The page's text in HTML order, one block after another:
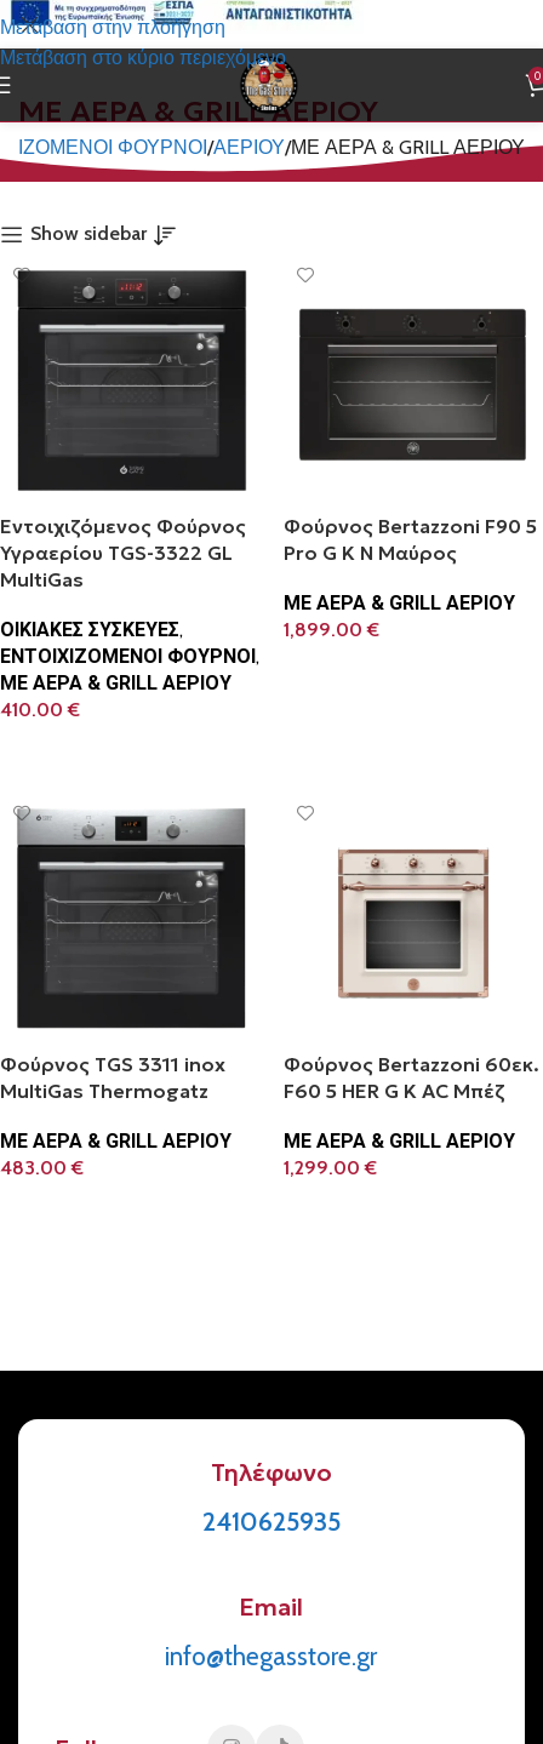
Μετάβαση στην πλοήγηση
Μετάβαση στο κύριο περιεχόμενο
0
ΜΕ ΑΕΡΑ & GRILL ΑΕΡΙΟΥ
ΦΟΥΡΝΟΙ ΑΕΡΙΟΥ ΜΕ ΑΕΡΑ & GRILL ΑΕΡΙΟΥ
Show sidebar
Εντοιχιζόμενος Φούρνος
Υγραερίου TGS-3322 GL
MultiGas
ΟΙΚΙΑΚΕΣ ΣΥΣΚΕΥΕΣ,
ΕΝΤΟΙΧΙΖΟΜΕΝΟΙ ΦΟΥΡΝΟΙ,
ΜΕ ΑΕΡΑ & GRILL ΑΕΡΙΟΥ
410.00€
Φούρνος Bertazzoni F90 5
Pro G K N Μαύρος
ΜΕ ΑΕΡΑ & GRILL ΑΕΡΙΟΥ
1,899.00€
Φούρνος TGS 3311 inox
MultiGas Thermogatz
ΜΕ ΑΕΡΑ & GRILL ΑΕΡΙΟΥ
483.00€
Φούρνος Bertazzoni 60εκ.
F60 5 HER G K AC Μπέζ
ΜΕ ΑΕΡΑ & GRILL ΑΕΡΙΟΥ
1,299.00€
Τηλέφωνο
2410625935
Email
info@thegasstore.gr